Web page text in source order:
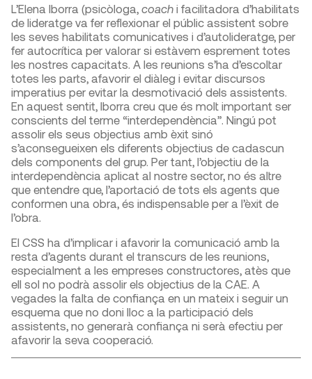
L’Elena Iborra (psicòloga, coach i facilitadora d’habilitats
de lideratge va fer reflexionar el públic assistent sobre
les seves habilitats comunicatives i d’autolideratge, per
fer autocrítica per valorar si estàvem esprement totes
les nostres capacitats. A les reunions s’ha d’escoltar
totes les parts, afavorir el diàleg i evitar discursos
imperatius per evitar la desmotivació dels assistents.
En aquest sentit, Iborra creu que és molt important ser
conscients del terme “interdependència”. Ningú pot
assolir els seus objectius amb èxit sinó
s’aconsegueixen els diferents objectius de cadascun
dels components del grup. Per tant, l’objectiu de la
interdependència aplicat al nostre sector, no és altre
que entendre que, l’aportació de tots els agents que
conformen una obra, és indispensable per a l’èxit de
l’obra.
El CSS ha d’implicar i afavorir la comunicació amb la
resta d’agents durant el transcurs de les reunions,
especialment a les empreses constructores, atès que
ell sol no podrà assolir els objectius de la CAE. A
vegades la falta de confiança en un mateix i seguir un
esquema que no doni lloc a la participació dels
assistents, no generarà confiança ni serà efectiu per
afavorir la seva cooperació.